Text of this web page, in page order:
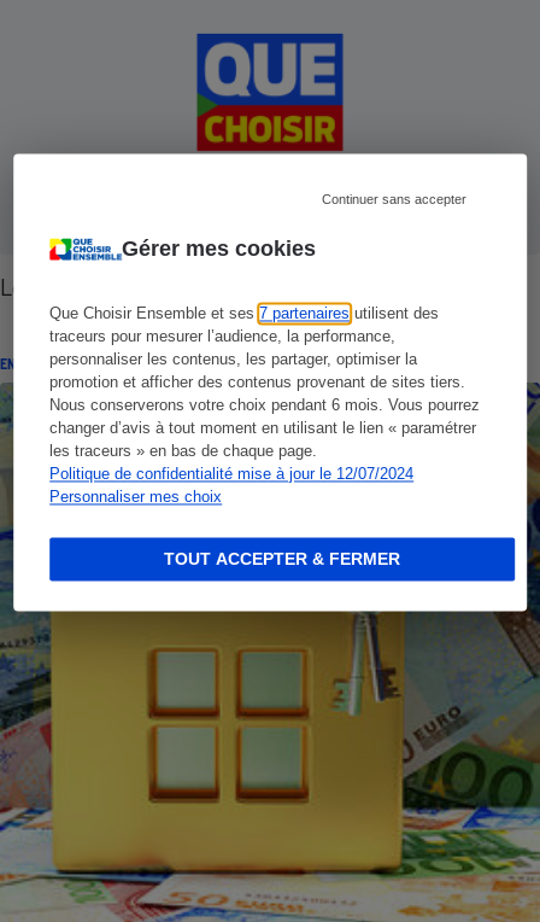
Gérer mes cookies
Que Choisir Ensemble et ses7 partenaires utilisent des
traceurs pour mesurer l’audience, la performance,
personnaliser les contenus, les partager, optimiser la
promotion et afficher des contenus provenant de sites tiers.
Nous conserverons votre choix pendant 6 mois. Vous pourrez
changer d’avis à tout moment en utilisant le lien « paramétrer
les traceurs » en bas de chaque page.
Politique de confidentialité mise à jour le 12/07/2024
Personnaliser mes choix
Continuer sans accepter
TOUT ACCEPTER & FERMER
Logement - Le parcours de l'étudiant
ENQUÊTE